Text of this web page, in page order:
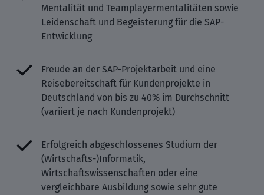
Mentalität und Teamplayermentalitäten sowie
Leidenschaft und Begeisterung für die SAP-
Entwicklung
Freude an der SAP-Projektarbeit und eine
Reisebereitschaft für Kundenprojekte in
Deutschland von bis zu 40% im Durchschnitt
(variiert je nach Kundenprojekt)
Erfolgreich abgeschlossenes Studium der
(Wirtschafts-)Informatik,
Wirtschaftswissenschaften oder eine
vergleichbare Ausbildung sowie sehr gute